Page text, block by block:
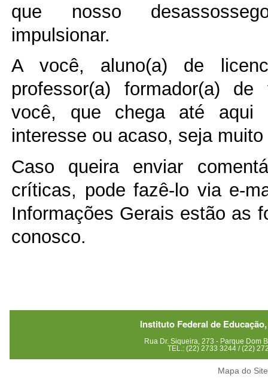
que nosso
impulsionar.
A você, aluno(a) de
professor(a) formador(a)
você, que chega até aqui
interesse ou acaso, seja
Caso queira enviar
críticas, pode fazê-lo via e-
Informações Gerais estão as
conosco.
Instituto Federal de
Rua Dr. Siqueira, 273 - Parque Dom
TEL.: (22) 2733 3244 / (22)
Mapa do Site